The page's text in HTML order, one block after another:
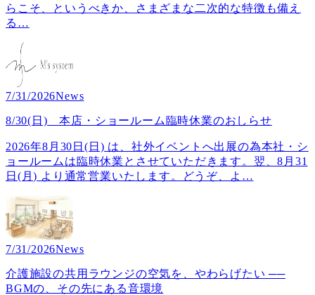
らこそ、というべきか、さまざまな二次的な特徴も備え
る …
7/31/2026News
8/30(日) 本店・ショールーム臨時休業のおしらせ
2026年8月30日(日) は、社外イベントへ出展の為本社・シ
ョールームは臨時休業とさせていただきます。翌、8月31
日(月) より通常営業いたします。どうぞ、よ …
7/31/2026News
介護施設の共用ラウンジの空気を、やわらげたい ──
BGMの、その先にある音環境